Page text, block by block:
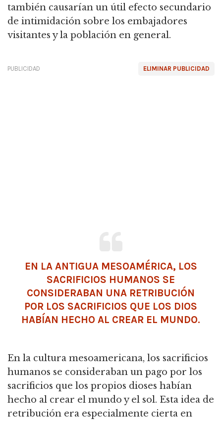
también causarían un útil efecto secundario
de intimidación sobre los embajadores
visitantes y la población en general.
ELIMINAR PUBLICIDAD
PUBLICIDAD
EN LA ANTIGUA MESOAMÉRICA, LOS
SACRIFICIOS HUMANOS SE
CONSIDERABAN UNA RETRIBUCIÓN
POR LOS SACRIFICIOS QUE LOS DIOS
HABÍAN HECHO AL CREAR EL MUNDO.
En la cultura mesoamericana, los sacrificios
humanos se consideraban un pago por los
sacrificios que los propios dioses habían
hecho al crear el mundo y el sol. Esta idea de
retribución era especialmente cierta en